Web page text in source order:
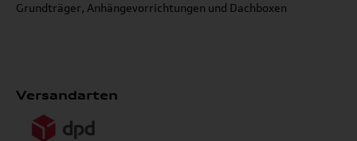
Grundträger, Anhängevorrichtungen und Dachboxen
Versandarten